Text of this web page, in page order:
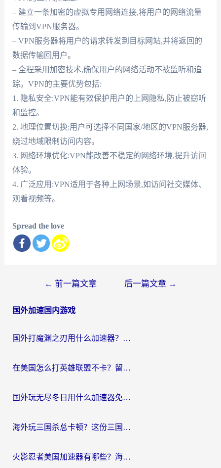
– 建立一条加密的虚拟专用网络连接,将用户的网络流量
传输到VPN服务器。
– VPN服务器将用户的请求转发到目标网站,并将返回的
数据传输回用户。
– 全程采用加密技术,确保用户的网络活动不被监听和追
踪。VPN的主要优势包括:
1. 隐私安全:VPN能有效保护用户的上网隐私,防止被窃听
和监控。
2. 地理位置切换:用户可选择不同国家/地区的VPN服务器,
绕过地域限制访问内容。
3. 网络环境优化:VPN能改善不稳定的网络环境,提升访问
体验。
4. 广泛应用:VPN适用于各种上网场景,如访问社交媒体、
观看视频等。
Spread the love
导
← 前一篇文章 后一篇文章 →
国外加速国内游戏
国外打魔渊之刃用什么加速器？2026海外玩家国服游戏加速全攻略（附闪耀暖暖&复苏的魔女避坑指南）
在美国怎么打英雄联盟不卡？留学生亲测的国服游戏加速全攻略
国外玩无尽冬日用什么加速器免费？海外党国服游戏加速避坑指南
海外玩三国杀总卡顿？这份三国杀游戏加速器指南帮你告别延迟烦恼
火影忍者美国加速器有哪些？海外党亲测的国服游戏加速全攻略（含菲律宾玩三国之刃守望黎明技巧）